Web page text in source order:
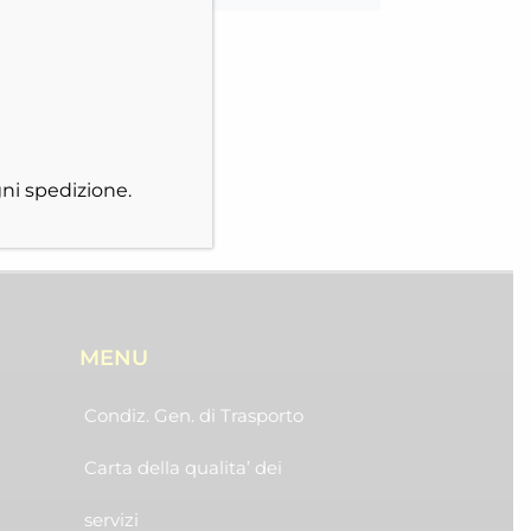
MENU
Condiz. Gen. di Trasporto
Carta della qualita’ dei
servizi
spedizione.